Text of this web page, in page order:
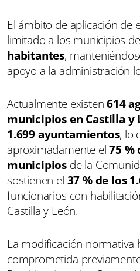
El ámbito de aplicación de
limitado a los municipios
habitantes,
apoyo a la administración
Actualmente existen614
municipios en Castilla y
1.699 ayuntamientos, lo
aproximadamente el75 %
municipios de la
sostienen el 37 % de los
funcionarios con
Castilla y León.
La modificación normativa
comprometida